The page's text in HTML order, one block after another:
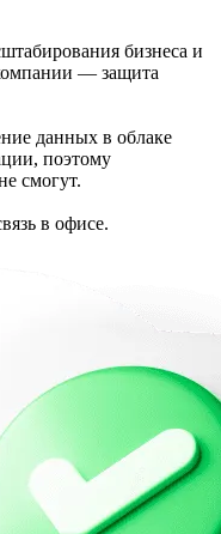
бизнеса и
— защита
данных в облаке
поэтому
смогут.
в офисе.